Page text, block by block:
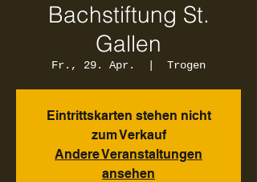
Bachstiftung St.
Gallen
Fr., 29. Apr. Trogen
Eintrittskarten stehen nicht
zum Verkauf
Andere Veranstaltungen
ansehen